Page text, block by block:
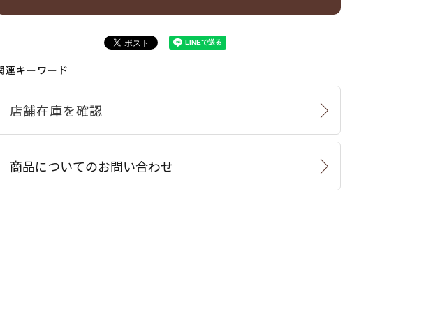
連キーワード
商品についてのお問い合わせ